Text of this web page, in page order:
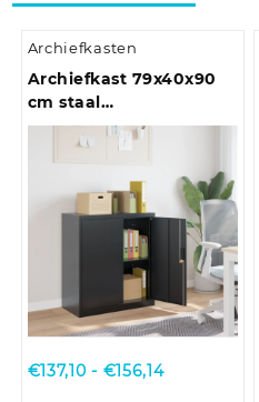
Archiefkasten
Archiefkast 79x40x90
cm staal
antracietkleurig
€137,10 - €156,14Prijsklasse: